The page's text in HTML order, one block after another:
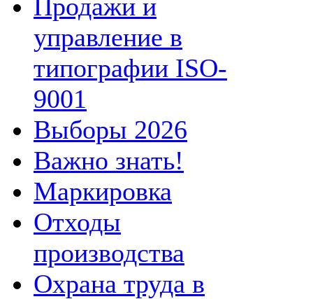
Продажи и
управление в
типографии ISO-
9001
Выборы 2026
Важно знать!
Маркировка
Отходы
производства
Охрана труда в